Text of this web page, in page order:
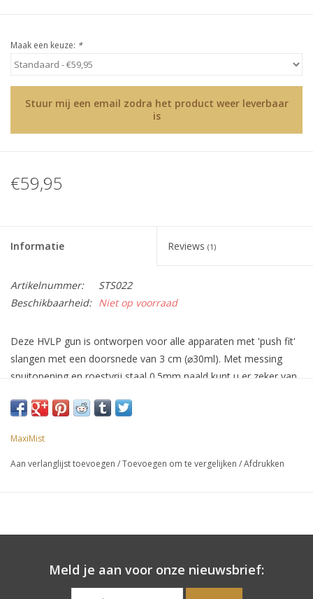
Cadeaubonnen
Blog
Merken
gift cards/ cadeau bonnen
Maak een keuze: *
Stuur mij een email zodra het product weer leverbaar
is
€59,95
Informatie Reviews (1)
Artikelnummer:
STS022
Beschikbaarheid: Niet op voorraad
Deze HVLP gun is ontworpen voor alle apparaten met 'push fit'
slangen met een doorsnede van 3 cm (⌀30ml). Met messing
spuitopening en roestvrij staal 0.5mm naald kunt u er zeker van
spray tan apparaten.
connect slangen en de 2015 modellen gebruikt worden.
MaxiMist
Aan verlanglijst toevoegen /Toevoegen om te vergelijken /Afdrukken
Meld je aan voor onze nieuwsbrief: